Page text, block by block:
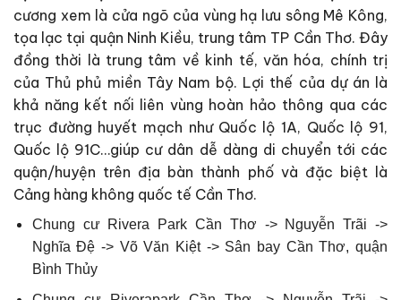
cương xem là cửa ngõ của vùng hạ lưu sông Mê Kông,
tọa lạc tại quận Ninh Kiều, trung tâm TP Cần Thơ. Đây
đồng thời là trung tâm về kinh tế, văn hóa, chính trị
của Thủ phủ miền Tây Nam bộ. Lợi thế của dự án là
khả năng kết nối liên vùng hoàn hảo thông qua các
trục đường huyết mạch như Quốc lộ 1A, Quốc lộ 91,
Quốc lộ 91C…giúp cư dân dễ dàng di chuyển tới các
quận/huyện trên địa bàn thành phố và đặc biệt là
Cảng hàng không quốc tế Cần Thơ.
Chung cư Rivera Park Cần Thơ -> Nguyễn Trãi ->
Nghĩa Đệ -> Võ Văn Kiệt -> Sân bay Cần Thơ, quận
Bình Thủy